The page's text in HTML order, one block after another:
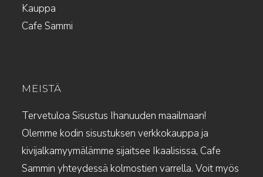
Kauppa
Cafe Sammi
MEISTÄ
Tervetuloa Sisustus Ihanuuden maailmaan!
Olemme kodin sisustuksen verkkokauppa ja
kivijalkamyymälämme sijaitsee Ikaalisissa, Cafe
Sammin yhteydessä kolmostien varrella. Voit myös